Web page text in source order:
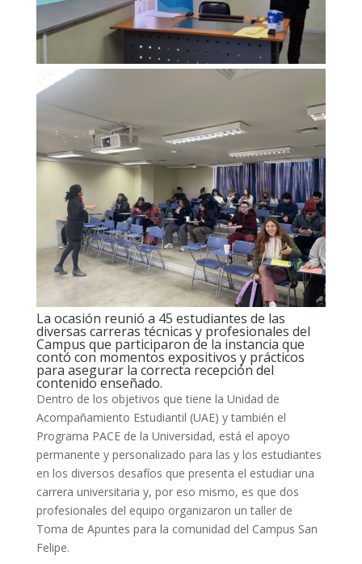
La ocasión reunió a 45 estudiantes de las
diversas carreras técnicas y profesionales del
Campus que participaron de la instancia que
contó con momentos expositivos y prácticos
para asegurar la correcta recepción del
contenido enseñado.
Dentro de los objetivos que tiene la Unidad de
Acompañamiento Estudiantil (UAE) y también el
Programa PACE de la Universidad, está el apoyo
permanente y personalizado para las y los estudiantes
en los diversos desafíos que presenta el estudiar una
carrera universitaria y, por eso mismo, es que dos
profesionales del equipo organizaron un taller de
Toma de Apuntes para la comunidad del Campus San
Felipe.